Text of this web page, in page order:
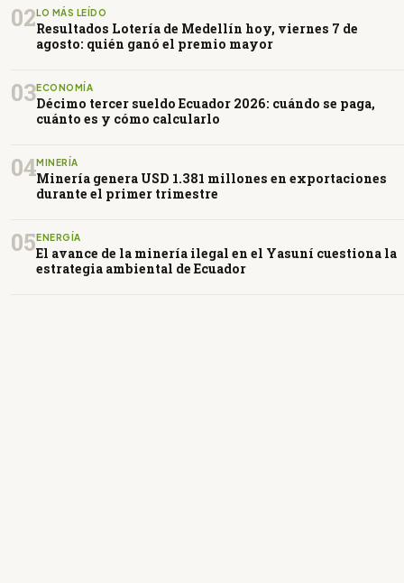
02LO MÁS LEÍDO
Resultados Lotería de Medellín hoy, viernes 7 de
agosto: quién ganó el premio mayor
03ECONOMÍA
Décimo tercer sueldo Ecuador 2026: cuándo se paga,
cuánto es y cómo calcularlo
04MINERÍA
Minería genera USD 1.381 millones en exportaciones
durante el primer trimestre
05ENERGÍA
El avance de la minería ilegal en el Yasuní cuestiona la
estrategia ambiental de Ecuador